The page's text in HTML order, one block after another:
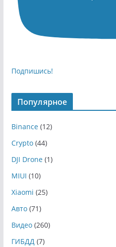
Подпишись!
Популярное
Binance(12)
Crypto(44)
DJI Drone(1)
MIUI (10)
Xiaomi (25)
Авто(71)
Видео(260)
ГИБДД(7)